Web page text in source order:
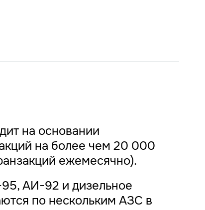
на основании
на более чем 20 000
ежемесячно).
АИ-92 и дизельное
по нескольким АЗС в